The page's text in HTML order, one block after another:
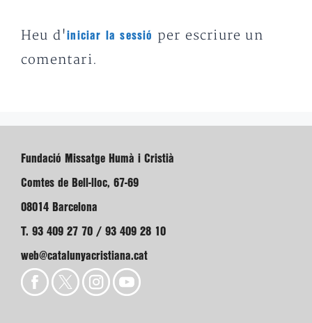
Heu d'iniciar la sessió
per escriure un
comentari.
Fundació Missatge Humà i Cristià
Comtes de Bell-lloc, 67-69
08014 Barcelona
T. 93 409 27 70 / 93 409 28 10
web@catalunyacristiana.cat